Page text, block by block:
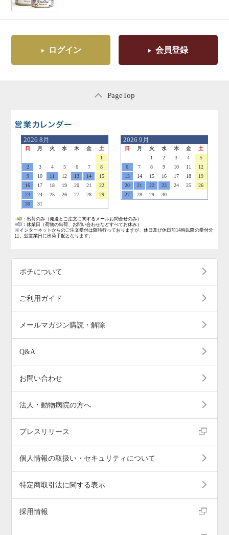
ログイン 会員登録
PageTop
2026 8月
日 月 火 水 木 金
土
1
2
3 4 5 6 7
8
9
10 11 12 13 14
15
16
17 18 19 20 21
22
23
24 25 26 27 28
29
30
31
2026 9月
日 月 火 水 木 金
土
1
2 3 4
5
6
7 8 9 10 11
12
13
14 15 16 17 18
19
20
21 22 23 24 25
26
27
28 29 30
■印：出荷のみ （発送とご注文に関するメールお問合せのみ）
■印：休業日
（荷物の出荷、お問い合わせなどすべてお休み）
※インターネットからのご注文受付は随時行っておりますが、休日及び休日前14時以降の受付分
は、翌営業日に出荷手配となります。
ポチについて
ご利用ガイド
メールマガジン購読・解除
Q&A
お問い合わせ
法人・動物病院の方へ
プレスリリース
個人情報の取扱い・セキュリティについて
特定商取引法に関する表示
採用情報